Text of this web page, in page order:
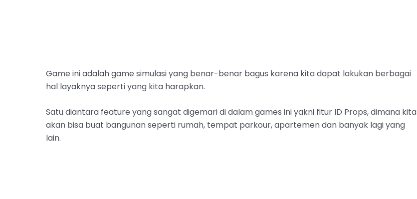
Game ini adalah game simulasi yang benar-benar bagus karena kita dapat lakukan berbagai
hal layaknya seperti yang kita harapkan.
Satu diantara feature yang sangat digemari di dalam games ini yakni fitur ID Props, dimana kita
akan bisa buat bangunan seperti rumah, tempat parkour, apartemen dan banyak lagi yang
lain.